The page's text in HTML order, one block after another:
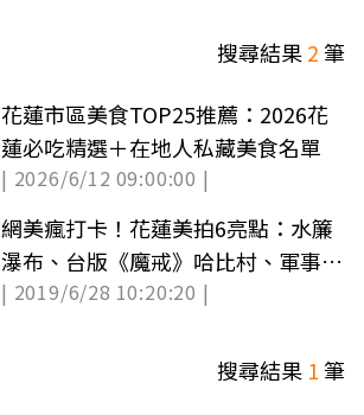
搜尋結果2筆
花蓮市區美食TOP25推薦：2026花
蓮必吃精選＋在地人私藏美食名單
| 2026/6/12 09:00:00 |
網美瘋打卡！花蓮美拍6亮點：水簾
瀑布、台版《魔戒》哈比村、軍事高
地祕境
| 2019/6/28 10:20:20 |
搜尋結果 1筆